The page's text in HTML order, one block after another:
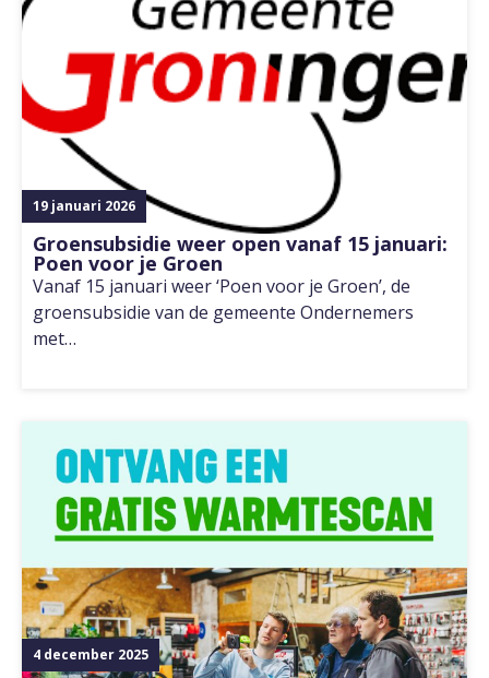
19 januari 2026
Groensubsidie weer open vanaf 15 januari:
Poen voor je Groen
Vanaf 15 januari weer ‘Poen voor je Groen’, de
groensubsidie van de gemeente Ondernemers
met…
4 december 2025